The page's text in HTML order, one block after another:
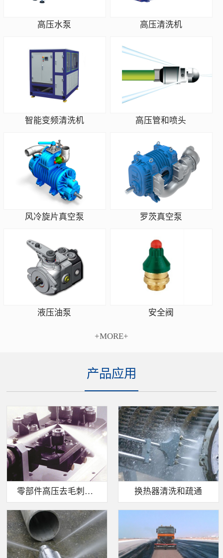
高压水泵 高压清洗机
智能变频清洗机 高压管和喷头
风冷旋片真空泵 罗茨真空泵
液压油泵 安全阀
+MORE+
产品应用
零部件高压去毛刺清洗 换热器清洗和疏通